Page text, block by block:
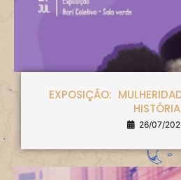
EXPOSIÇÃO:
HISTÓRIA
26/07/